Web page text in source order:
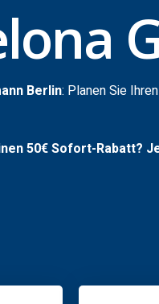
Berlin: Planen Sie
50€Sofort-Rabatt?